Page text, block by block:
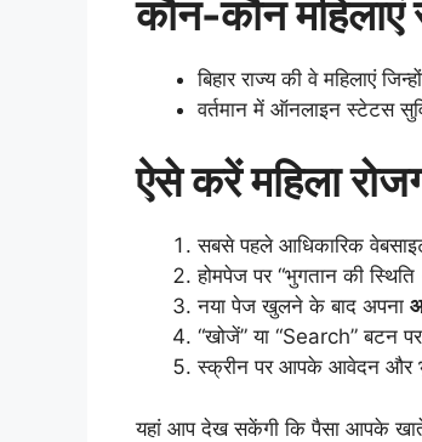
कौन-कौन
बिहार राज्य की वे महिलाएं
वर्तमान में ऑनलाइन स्टेटस
ऐसे करें महिला
सबसे पहले आधिकारिक
होमपेज पर “भुगतान की
नया पेज खुलने के बाद अपना
“खोजें” या “Search” बटन
स्क्रीन पर आपके आवेदन और
यहां आप देख सकेंगी कि पैसा आपके